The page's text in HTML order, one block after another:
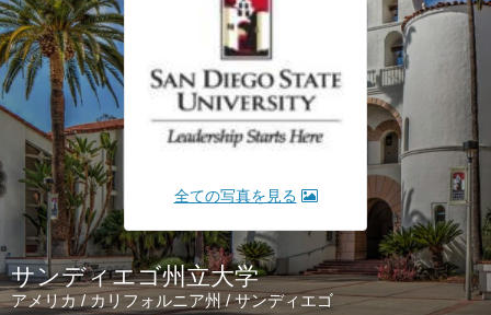
全ての写真を見る
サンディエゴ州立大学
アメリカ/カリフォルニア州/サンディエゴ